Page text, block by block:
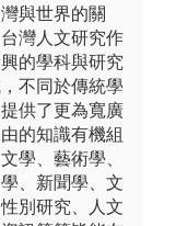
與世界的關
灣人文研究作
的學科與研究
不同於傳統學
供了更為寬廣
的知識有機組
學、藝術學、
、新聞學、文
別研究、人文